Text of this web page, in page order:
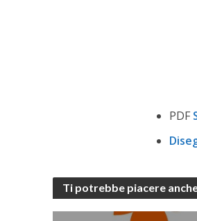
PDF
Ti potrebbe piacere